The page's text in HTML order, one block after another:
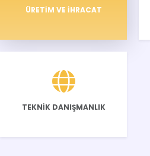
ÜRETİM VE İHRACAT
TEKNİK DANIŞMANLIK